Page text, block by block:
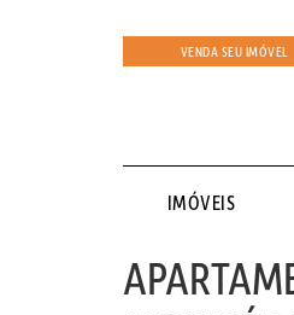
VENDA SEU IMÓVEL
IMÓVEIS